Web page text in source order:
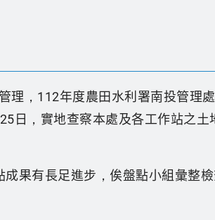
理，112年度農田水利署南投管理
日，實地查察本處及各工作站之
果有長足進步，俟盤點小組彙整